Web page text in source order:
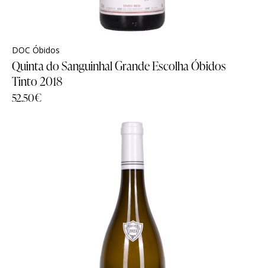
DOC Óbidos
Quinta do Sanguinhal Grande Escolha Óbidos
Tinto 2018
52.50€